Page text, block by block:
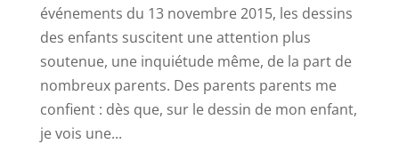
événements du 13 novembre 2015, les dessins
des enfants suscitent une attention plus
soutenue, une inquiétude même, de la part de
nombreux parents. Des parents parents me
confient : dès que, sur le dessin de mon enfant,
je vois une...